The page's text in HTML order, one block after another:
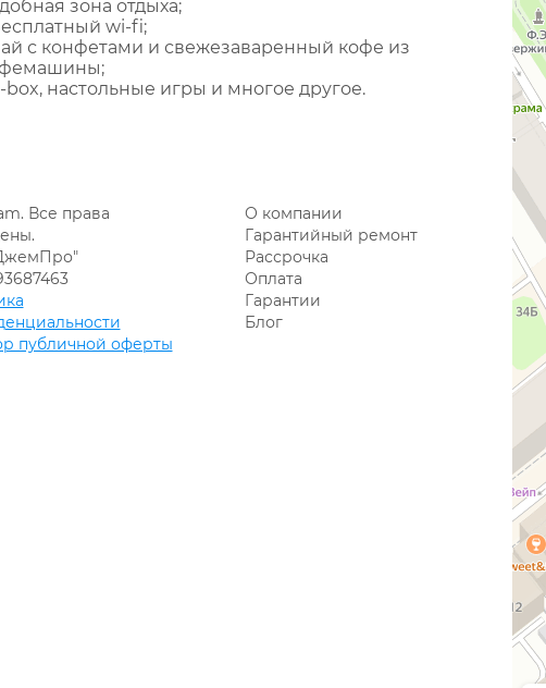
зона отдыха;
wi-fi;
с конфетами и свежезаваренный кофе из
box, настольные игры и многое другое.
Все права
публичной оферты
О компании
Гарантийный ремонт
Рассрочка
Оплата
Гарантии
Блог